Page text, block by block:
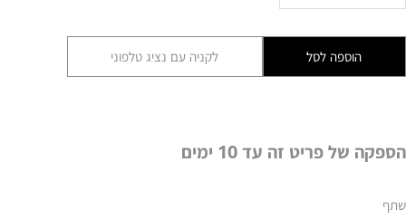
הוספה לסל לקניה עם נציג טלפוני
הספקה של פריט זה עד 10 ימים
שתף